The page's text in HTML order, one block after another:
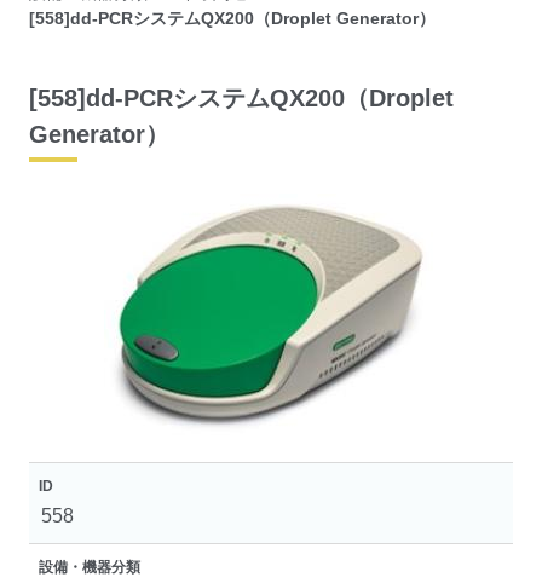
[558]dd-PCRシステムQX200（Droplet Generator）
[558]dd-PCRシステムQX200（Droplet
Generator）
ID
558
設備・機器分類